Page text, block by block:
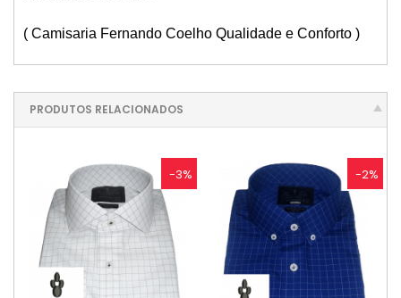
( Camisaria Fernando Coelho Qualidade e Conforto )
PRODUTOS RELACIONADOS
-3% -2%